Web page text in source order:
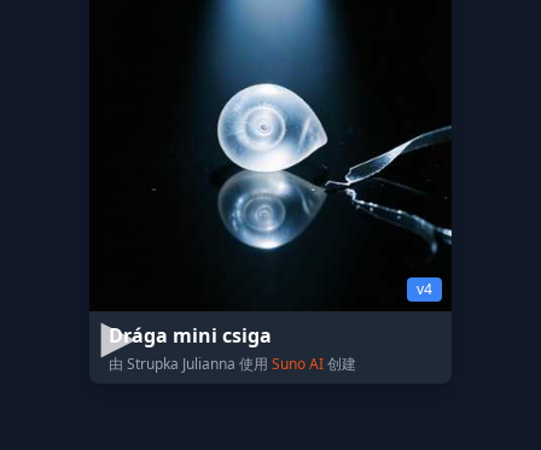
v4
Drága mini csiga
由 Strupka Julianna 使用 Suno AI创建